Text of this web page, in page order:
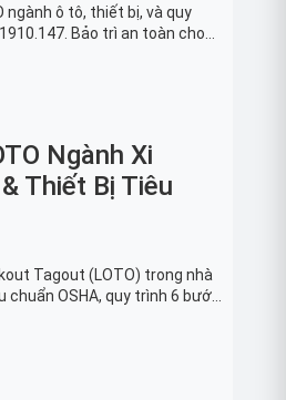
ngành ô tô, thiết bị, và quy
Bảo trì an toàn cho
dây chuyền lắp ráp xe hơi.
Ngành Xi
Thiết Bị Tiêu
Tagout (LOTO) trong nhà
OSHA, quy trình 6 bước
yếu. Giải pháp bảo trì lò